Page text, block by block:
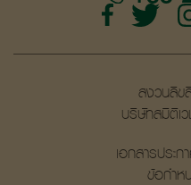
สงวนลิ
บริษัทสมิติเ
เอกสารประ
ข้อกำห